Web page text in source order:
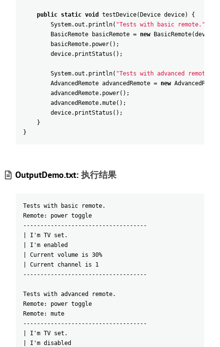
public static void testDevice( Device device)
{
System.out . println( "Tests with basic remote."
BasicRemote
basicRemote = new BasicRemote(device
basicRemote. power( ) ;
device. printStatus ( ) ;
System.out . println( "Tests with advanced remote."
AdvancedRemote advancedRemote = new
advancedRemote. power( ) ;
advancedRemote.mute( ) ;
device. printStatus ( ) ;
}
}
OutputDemo.txt:执行结果
Tests with basic remote.
Remote: power toggle
------------------------------------
| I'm TV set.
| I'm enabled
| Current volume is 30%
| Current channel is 1
------------------------------------
Tests with advanced remote.
Remote: power toggle
Remote: mute
------------------------------------
| I'm TV set.
| I'm disabled